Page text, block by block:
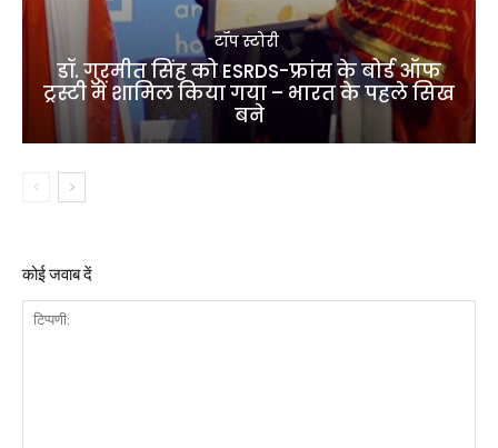
टॉप स्टोरी
डॉ. गुरमीत सिंह को ESRDS-फ्रांस के बोर्ड ऑफ
ट्रस्टी में शामिल किया गया – भारत के पहले सिख
बने
कोई जवाब दें